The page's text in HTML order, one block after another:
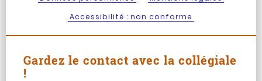
Accessibilité : non conforme
Gardez le contact avec la collégiale
!